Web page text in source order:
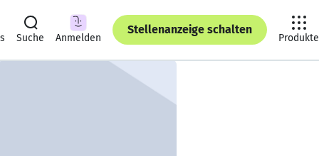
Suche Anmelden
Stellenanzeige schalten
Produkte